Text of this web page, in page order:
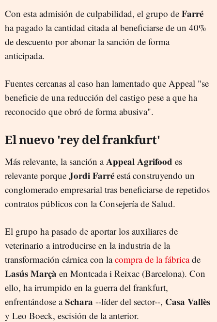
Con esta admisión de culpabilidad, el grupo de Farré
ha pagado la cantidad citada al beneficiarse de un 40%
de descuento por abonar la sanción de forma
anticipada.
Fuentes cercanas al caso han lamentado que Appeal "se
beneficie de una reducción del castigo pese a que ha
reconocido que obró de forma abusiva".
El nuevo 'rey del frankfurt'
Más relevante, la sanción aAppeal Agrifood es
relevante porque Jordi Farré está construyendo un
conglomerado empresarial tras beneficiarse de repetidos
contratos públicos con la Consejería de Salud.
El grupo ha pasado de aportar los auxiliares de
veterinario a introducirse en la industria de la
transformación cárnica con lacompra de la fábricade
Lasús Marçà en Montcada i Reixac (Barcelona). Con
ello, ha irrumpido en la guerra del frankfurt,
enfrentándose aSchara --líder del sector--, Casa Vallès
y Leo Boeck, escisión de la anterior.